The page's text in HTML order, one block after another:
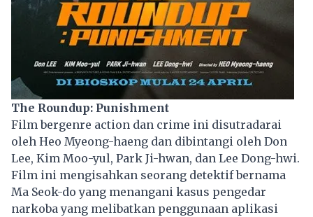
The Roundup: Punishment
Film bergenre action dan crime ini disutradarai
oleh Heo Myeong-haeng dan dibintangi oleh Don
Lee, Kim Moo-yul, Park Ji-hwan, dan Lee Dong-hwi.
Film ini mengisahkan seorang detektif bernama
Ma Seok-do yang menangani kasus pengedar
narkoba yang melibatkan penggunaan aplikasi